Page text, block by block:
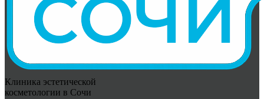
Клиника эстетической
косметологии в Сочи